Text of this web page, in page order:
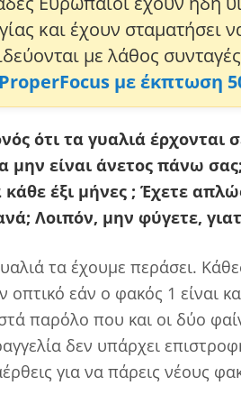
και έχουν σταματήσει
με λάθος
με έκπτωση
ότι τα γυαλιά έρχονται
μην είναι άνετος πάνω
κάθε έξι μήνες ; Έχετε
Λοιπόν, μην φύγετε,
τα έχουμε περάσει.
οπτικό εάν ο φακός 1 είναι
παρόλο που και οι δύο
δεν υπάρχει
για να πάρεις νέους